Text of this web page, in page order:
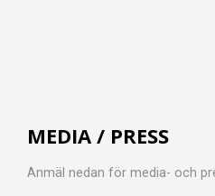
MEDIA / PRESS
Anmäl nedan för media- och